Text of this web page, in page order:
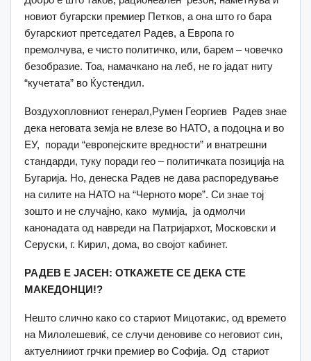
новиот бугарски премиер Петков, а она што го бара
бугарскиот претседател Радев, а Европа го
премолчува, е чисто политичко, или, барем – човечко
безобразие. Тоа, намачкано на леб, не го јадат ниту
“кучетата” во Ќустендил.
Воздухопловниот генерал,Румен Георгиев Радев знае
дека неговата земја не влезе во НАТО, а подоцна и во
ЕУ, поради “европејските вредности” и внатрешни
стандарди, туку поради гео – политичката позиција на
Бугарија. Но, денеска Радев не дава распоредување
на силите на НАТО на “Черното море”. Си знае тој
зошто и не случајно, како мумија, ја одмолчи
канонадата од навреди на Патријархот, Московски и
Серуски, г. Кирил, дома, во својот кабинет.
РАДЕВ Е ЈАСЕН: ОТКАЖЕТЕ СЕ ДЕКА СТЕ
МАКЕДОНЦИ!?
Нешто слично како со стариот Мицотакис, од времето
на Милолешевиќ, се случи деновиве со неговиот син,
актуелнииот грчки премиер во Софија. Од стариот